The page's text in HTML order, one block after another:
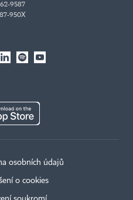
9587
950X
osobních údajů
o cookies